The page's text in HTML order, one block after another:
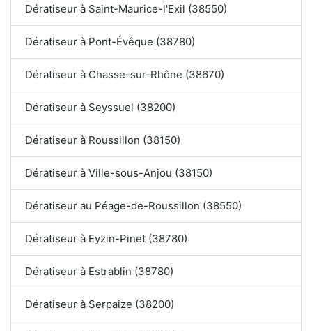
Dératiseur à Saint-Maurice-l'Exil (38550)
Dératiseur à Pont-Évêque (38780)
Dératiseur à Chasse-sur-Rhône (38670)
Dératiseur à Seyssuel (38200)
Dératiseur à Roussillon (38150)
Dératiseur à Ville-sous-Anjou (38150)
Dératiseur au Péage-de-Roussillon (38550)
Dératiseur à Eyzin-Pinet (38780)
Dératiseur à Estrablin (38780)
Dératiseur à Serpaize (38200)